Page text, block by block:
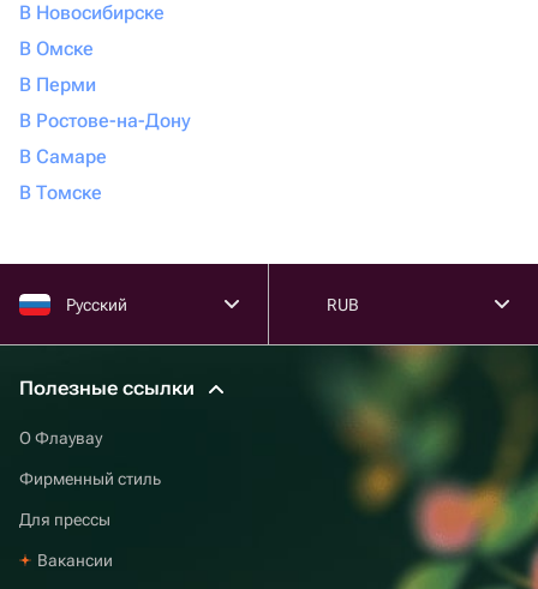
В Новосибирске
В Омске
В Перми
В Ростове-на-Дону
В Самаре
В Томске
Русский RUB
Полезные ссылки
О Флаувау
Фирменный стиль
Для прессы
Вакансии